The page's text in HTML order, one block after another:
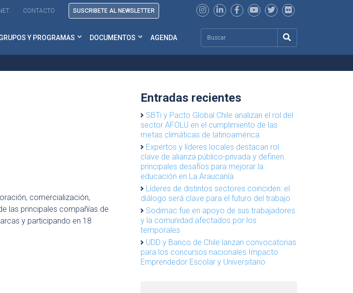
CONTACTO SUSCRIBETE AL NEWSLETTER
Y PROGRAMAS DOCUMENTOS AGENDA
comercialización,
las principales compañías de
y participando en 18
Entradas recientes
SBTi y Pacto Global Chile analizan el rol del
sector AFOLU en el cumplimiento de las
metas climáticas de latinoamérica
Expertos y líderes locales destacan rol
clave de alianza público-privada y definen
principales desafíos para mejorar la
educación en La Araucanía
Líderes de distintos sectores coinciden: el
diálogo será clave para el futuro del trabajo
Sodimac fue en apoyo de sus trabajadores
y la comunidad afectados por los
temporales
UDD y Banco de Chile lanzan convocatorias
para los concursos nacionales Impacto
Emprendedor Escolar y Universitario